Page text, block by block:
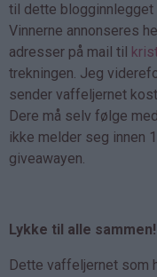
til dette blogginnlegget
Vinnerne annonseres
adresser på mail til
trekningen. Jeg
sender vaffeljernet
Dere må selv følge
ikke melder seg innen
giveawayen.
Lykke til alle sammen!
Dette vaffeljernet som